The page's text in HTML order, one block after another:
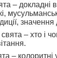
– докладні
– хто і
– колоритні